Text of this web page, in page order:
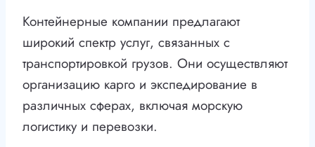
Контейнерные компании предлагают
широкий спектр услуг, связанных с
транспортировкой грузов. Они осуществляют
организацию карго и экспедирование в
различных сферах, включая морскую
логистику и перевозки.